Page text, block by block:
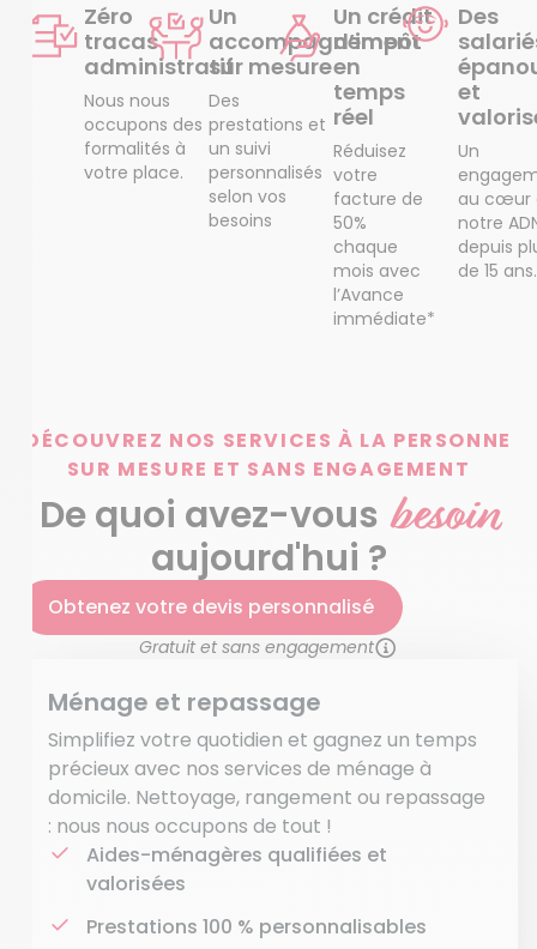
Zéro
tracas
administratif
Nous nous
occupons des
formalités à
votre place.
Un
accompagnement
sur mesure
Des
prestations et
un suivi
personnalisés
selon vos
besoins
Un crédit
d’impôt
en
temps
réel
Réduisez
votre
facture de
50%
chaque
mois avec
l’Avance
immédiate*
Des
et
Un
au cœur
notre
depuis
de 15 ans.
DÉCOUVREZ NOS SERVICES À LA PERSONNE
SUR MESURE ET SANS ENGAGEMENT
De quoi avez-vous besoin
aujourd'hui ?
Obtenez votre devis personnalisé
Gratuit et sans engagement
Ménage et repassage
Simplifiez votre quotidien et gagnez un temps
précieux avec nos services de ménage à
domicile. Nettoyage, rangement ou repassage
: nous nous occupons de tout !
Aides-ménagères qualifiées et
valorisées
Prestations 100 % personnalisables